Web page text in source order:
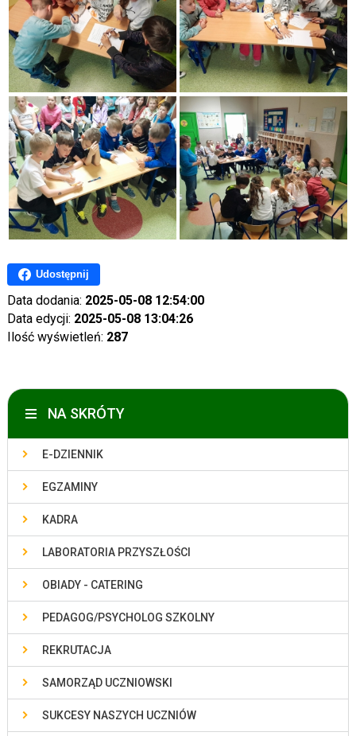
Udostępnij
Data dodania: 2025-05-08 12:54:00
Data edycji: 2025-05-08 13:04:26
Ilość wyświetleń: 287
NA SKRÓTY
E-DZIENNIK
EGZAMINY
KADRA
LABORATORIA PRZYSZŁOŚCI
OBIADY - CATERING
PEDAGOG/PSYCHOLOG SZKOLNY
REKRUTACJA
SAMORZĄD UCZNIOWSKI
SUKCESY NASZYCH UCZNIÓW